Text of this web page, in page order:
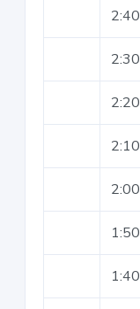
2:40
2:30
2:20
2:10
2:00
1:50
1:40